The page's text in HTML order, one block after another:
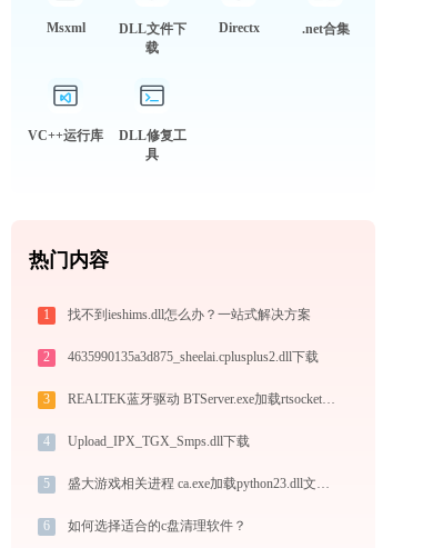
Msxml
DLL文件下
载
Directx .net合集
VC++运行库
DLL修复工
具
热门内容
1 找不到ieshims.dll怎么办？一站式解决方案
2 4635990135a3d875_sheelai.cplusplus2.dll下载
3 REALTEK蓝牙驱动 BTServer.exe加载rtsocket.dll文件丢失处理办法
4 Upload_IPX_TGX_Smps.dll下载
5 盛大游戏相关进程 ca.exe加载python23.dll文件丢失处理办法
6 如何选择适合的c盘清理软件？